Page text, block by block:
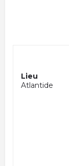
Lieu
Atlantide